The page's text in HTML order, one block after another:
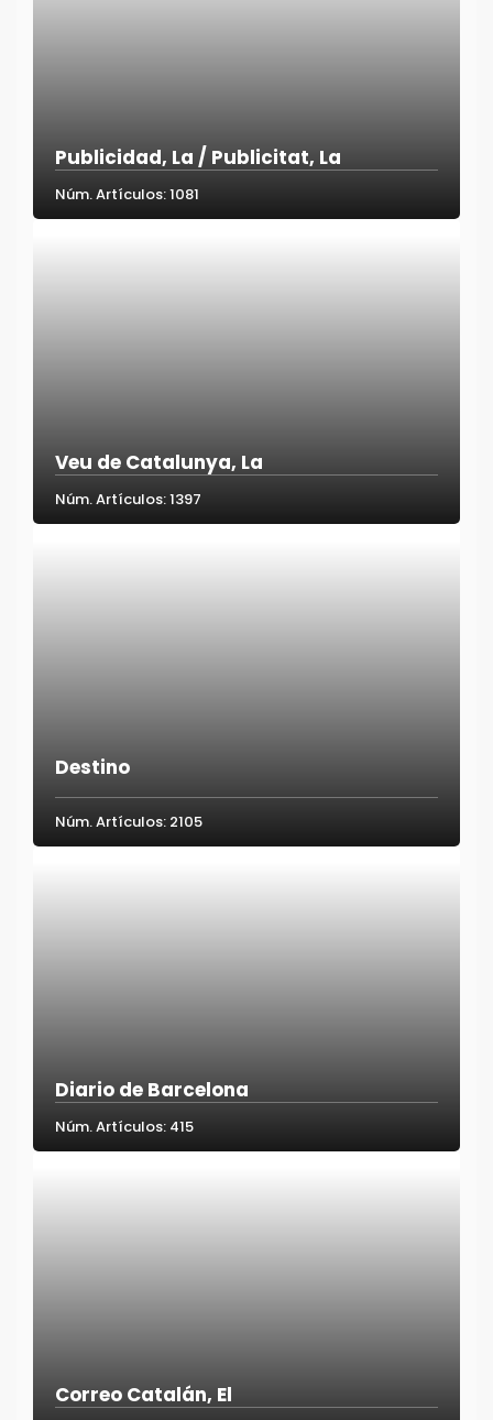
Publicidad, La / Publicitat, La
Núm. Artículos: 1081
Veu de Catalunya, La
Núm. Artículos: 1397
Destino
Núm. Artículos: 2105
Diario de Barcelona
Núm. Artículos: 415
Correo Catalán, El